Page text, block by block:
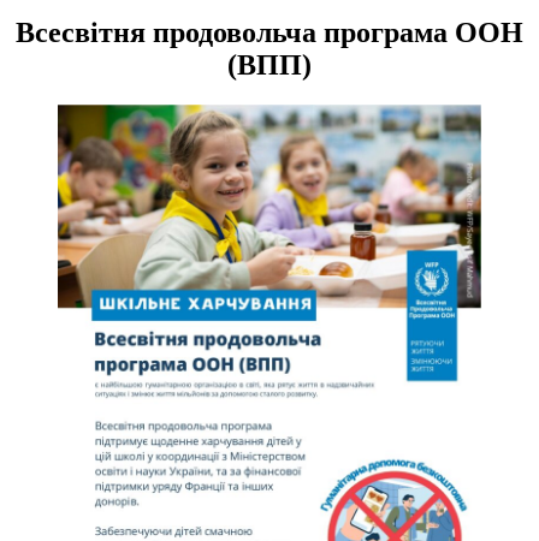
Всесвітня продовольча програма ООН
(ВПП)